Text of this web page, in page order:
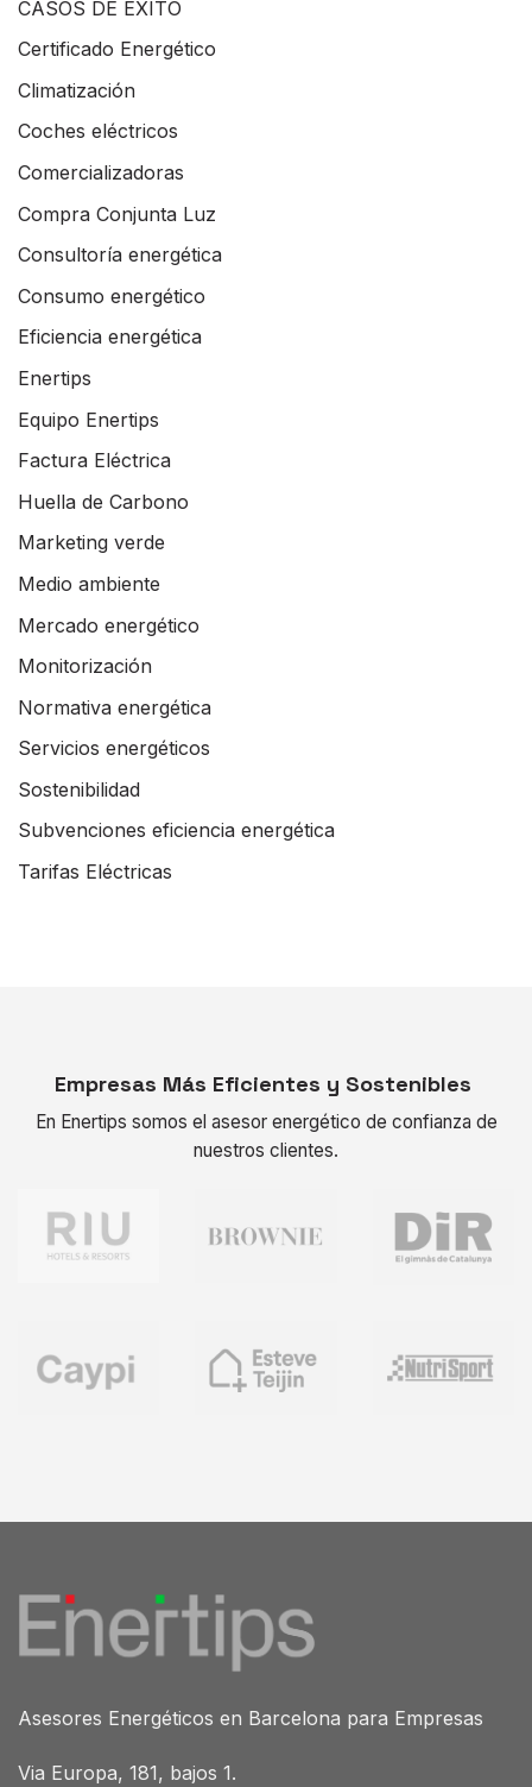
CASOS DE ÉXITO
Certificado Energético
Climatización
Coches eléctricos
Comercializadoras
Compra Conjunta Luz
Consultoría energética
Consumo energético
Eficiencia energética
Enertips
Equipo Enertips
Factura Eléctrica
Huella de Carbono
Marketing verde
Medio ambiente
Mercado energético
Monitorización
Normativa energética
Servicios energéticos
Sostenibilidad
Subvenciones eficiencia energética
Tarifas Eléctricas
Empresas Más Eficientes y Sostenibles
En Enertips somos el asesor energético de confianza de
nuestros clientes.
Asesores Energéticos en Barcelona para Empresas
Via Europa, 181, bajos 1.